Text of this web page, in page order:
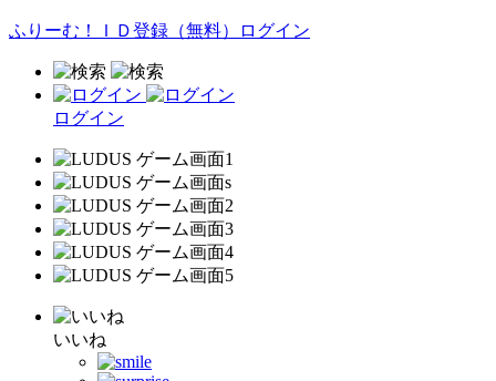
ふりーむ！ＩＤ登録（無料） ログイン
ログイン
いいね